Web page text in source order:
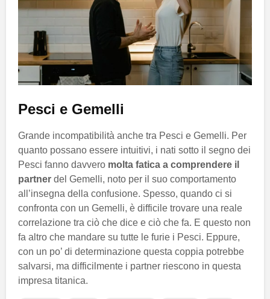
Pesci e Gemelli
Grande incompatibilità anche tra Pesci e Gemelli. Per
quanto possano essere intuitivi, i nati sotto il segno dei
Pesci fanno davvero molta fatica a comprendere il
partner del Gemelli, noto per il suo comportamento
all’insegna della confusione. Spesso, quando ci si
confronta con un Gemelli, è difficile trovare una reale
correlazione tra ciò che dice e ciò che fa. E questo non
fa altro che mandare su tutte le furie i Pesci. Eppure,
con un po’ di determinazione questa coppia potrebbe
salvarsi, ma difficilmente i partner riescono in questa
impresa titanica.